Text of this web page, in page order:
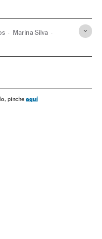
Marina Silva
pinche aquí